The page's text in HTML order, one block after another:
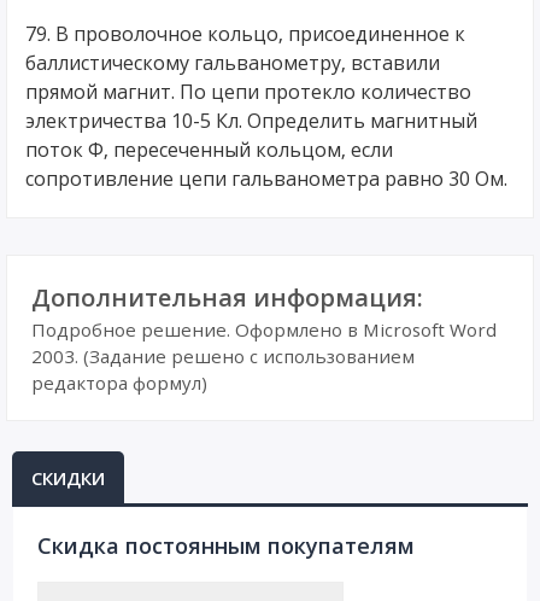
79. В проволочное кольцо, присоединенное к
баллистическому гальванометру, вставили
прямой магнит. По цепи протекло количество
электричества 10-5 Кл. Определить магнитный
поток Ф, пересеченный кольцом, если
сопротивление цепи гальванометра равно 30 Ом.
Дополнительная информация:
Подробное решение. Оформлено в Microsoft Word
2003. (Задание решено с использованием
редактора формул)
СКИДКИ
Cкидка постоянным покупателям